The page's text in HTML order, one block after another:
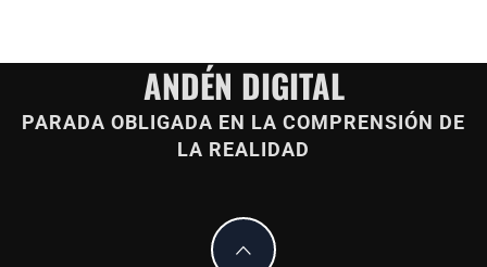
ANDÉN DIGITAL
PARADA OBLIGADA EN LA COMPRENSIÓN DE
LA REALIDAD